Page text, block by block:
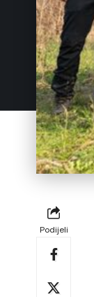
Podijeli